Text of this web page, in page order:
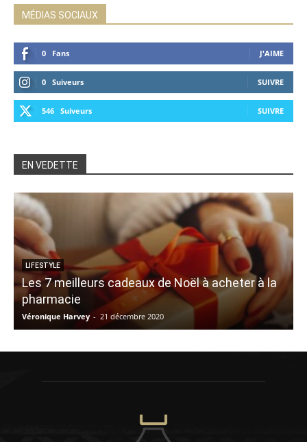
MÉDIAS SOCIAUX
0 Fans J'AIME
0 Suiveurs SUIVRE
546 Suiveurs SUIVRE
EN VEDETTE
LIFESTYLE
Les 7 meilleurs cadeaux de Noël à acheter à la
pharmacie
Véronique Harvey - 21 décembre 2020